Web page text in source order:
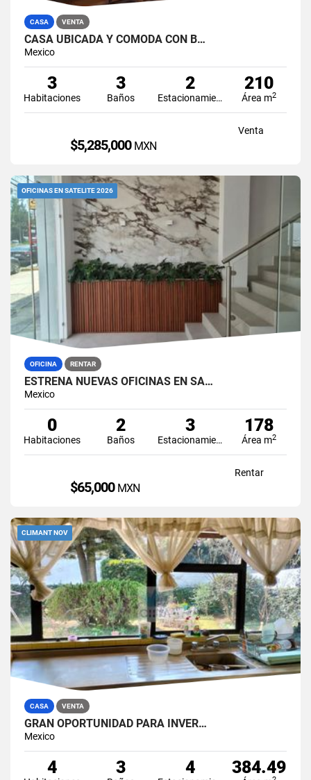
CASA VENTA
CASA UBICADA Y CÓMODA CON B…
Mexico
3
Habitaciones
3
Baños
2
Estacionamiento
210
Área m2
Venta
$5,285,000 MXN
OFICINAS EN SATELITE 2026
OFICINA RENTAR
ESTRENA NUEVAS OFICINAS EN SA…
Mexico
0
Habitaciones
2
Baños
3
Estacionamiento
178
Área m2
Rentar
$65,000 MXN
CLIMANT NOV
CASA VENTA
GRAN OPORTUNIDAD PARA INVER…
Mexico
4 3 4 384.49